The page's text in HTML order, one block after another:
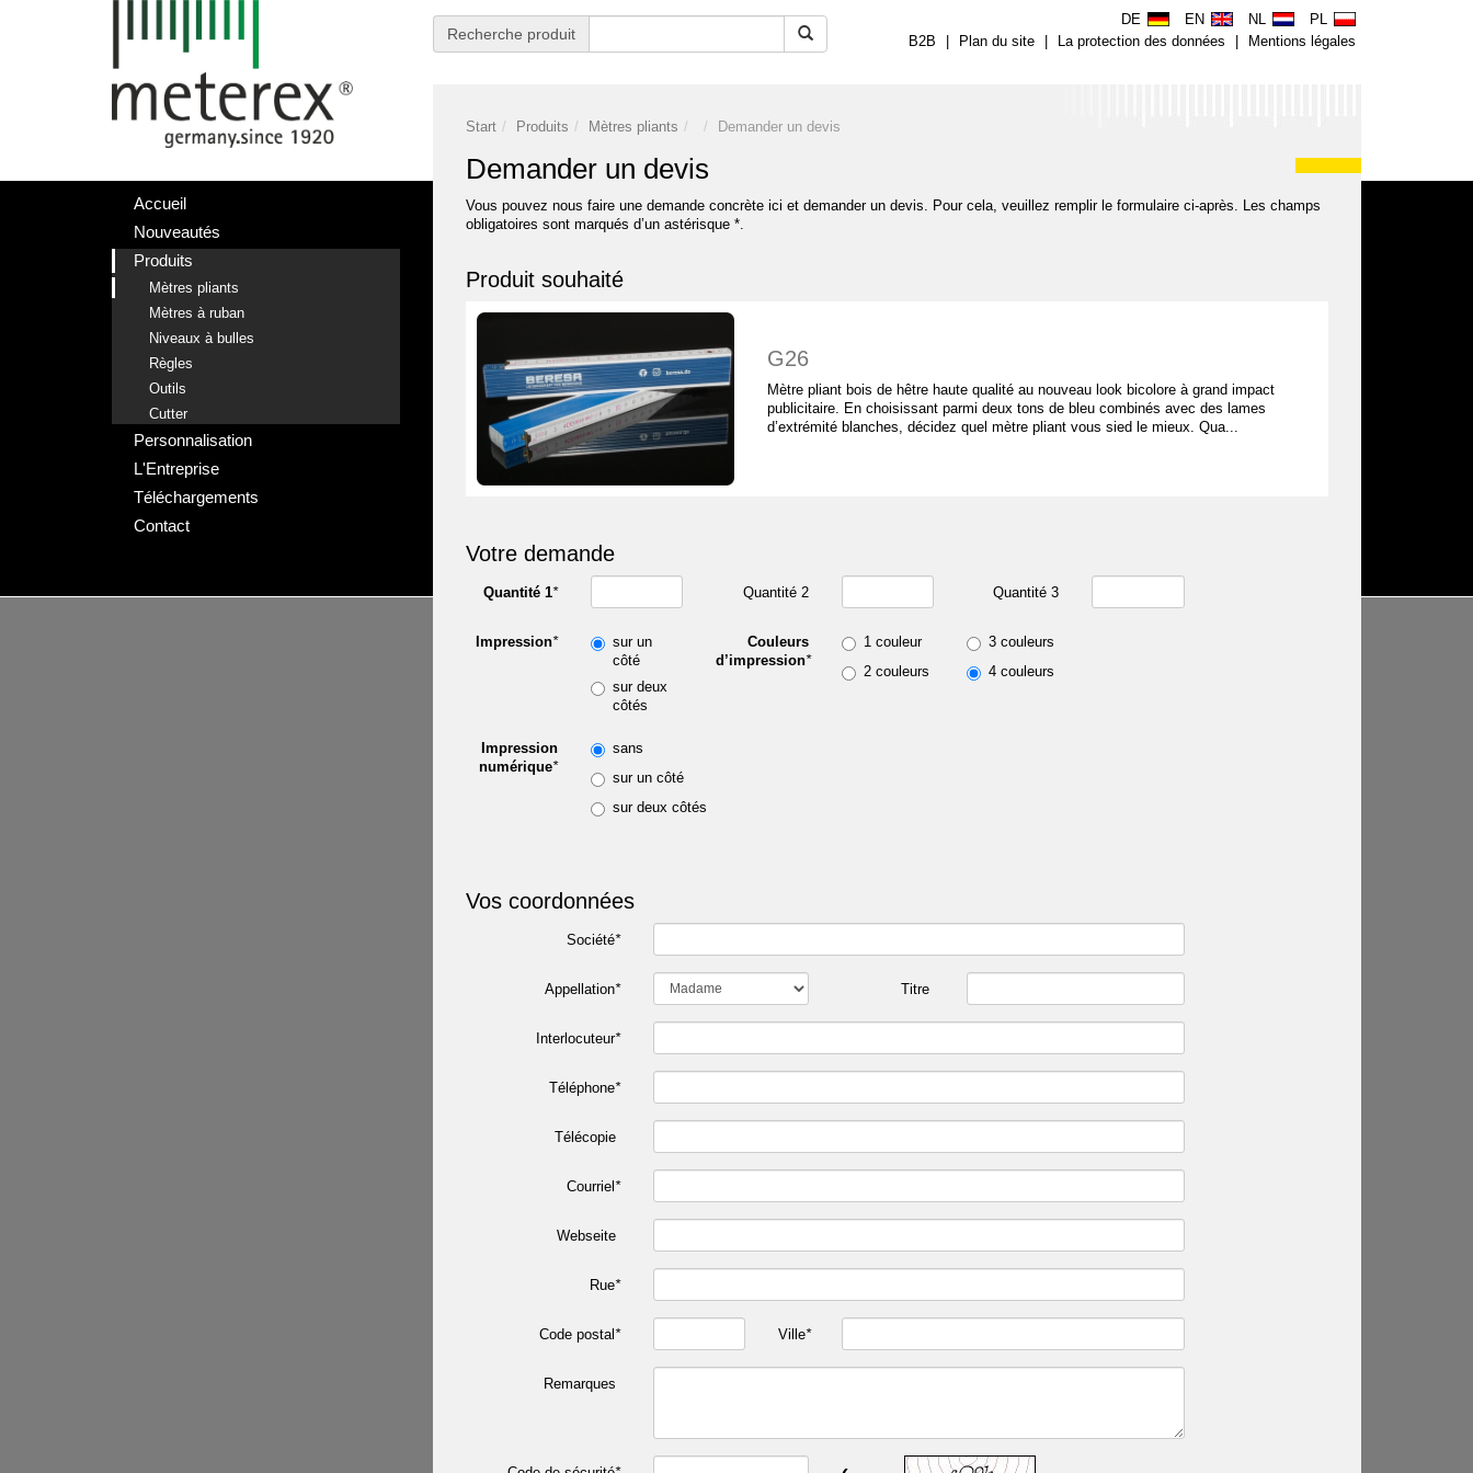
DE EN NL
PL
B2B
Plan du site La protection des données Mentions légales
Recherche produit
Accueil
Nouveautés
Produits
Mètres pliants
Mètres à ruban
Niveaux à bulles
Règles
Outils
Cutter
Personnalisation
L'Entreprise
Téléchargements
Contact
Start Produits Mètres pliants Demander un devis
Demander un devis
Vous pouvez nous faire une demande concrète ici et demander un devis. Pour cela, veuillez remplir le formulaire ci-après. Les champs
obligatoires sont marqués d’un astérisque *.
Produit souhaité
G26
Mètre pliant bois de hêtre haute qualité au nouveau look bicolore à grand impact
publicitaire. En choisissant parmi deux tons de bleu combinés avec des lames
d’extrémité blanches, décidez quel mètre pliant vous sied le mieux. Qua...
Votre demande
Quantité 1* Quantité 2 Quantité 3
Impression*
sur un
côté
sur deux
côtés
Couleurs
d’impression*
1 couleur
2 couleurs
3 couleurs
4 couleurs
Impression
numérique*
sans
sur un côté
sur deux côtés
Vos coordonnées
Société*
Appellation* Titre
Interlocuteur*
Téléphone*
Télécopie
Courriel *
Webseite
Rue*
Code postal * Ville*
Remarques